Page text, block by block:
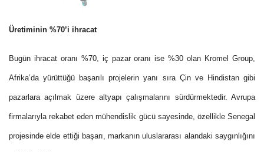
Üretiminin %70’i ihracat
Bugün ihracat oranı %70, iç pazar oranı ise %30 olan Kromel Group,
Afrika’da yürüttüğü başarılı projelerin yanı sıra Çin ve Hindistan gibi
pazarlara açılmak üzere altyapı çalışmalarını sürdürmektedir. Avrupa
firmalarıyla rekabet eden mühendislik gücü sayesinde, özellikle Senegal
projesinde elde ettiği başarı, markanın uluslararası alandaki saygınlığını